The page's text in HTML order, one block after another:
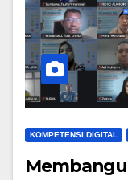
KOMPETENSI DIGITAL